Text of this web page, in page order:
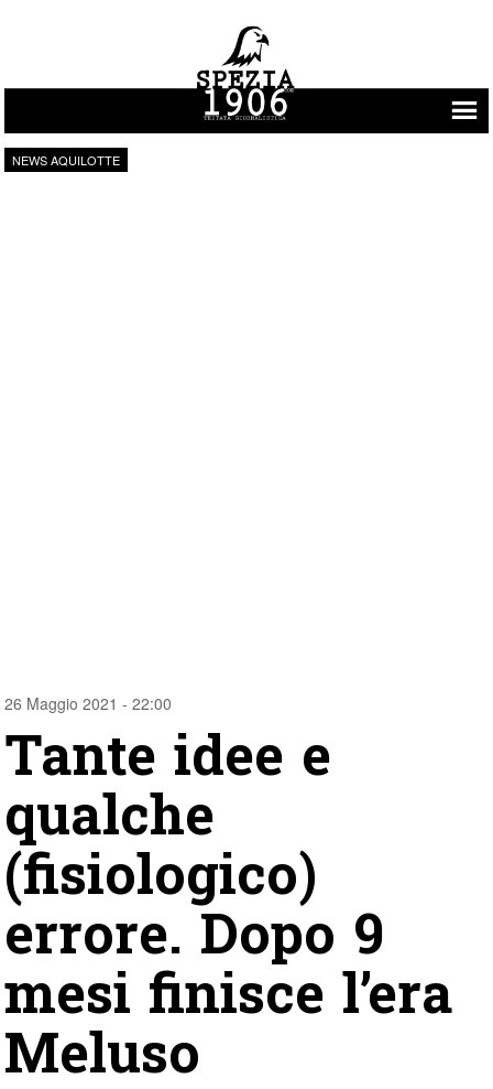
Vai al contenuto
NEWS AQUILOTTE
26 Maggio 2021 - 22:00
Tante idee e
qualche
(fisiologico)
errore. Dopo 9
mesi finisce l’era
Meluso